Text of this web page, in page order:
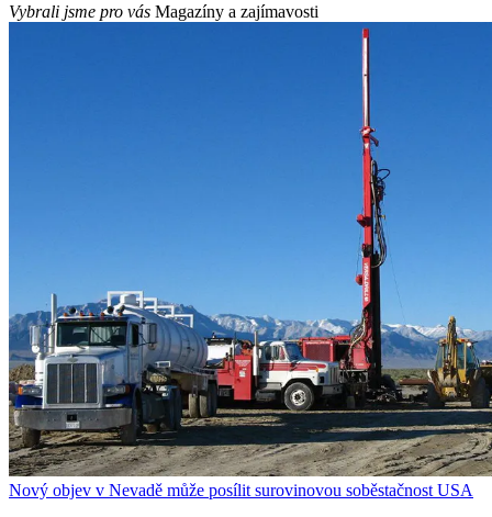
Vybrali jsme pro vás Magazíny a zajímavosti
Nový objev v Nevadě může posílit surovinovou soběstačnost USA